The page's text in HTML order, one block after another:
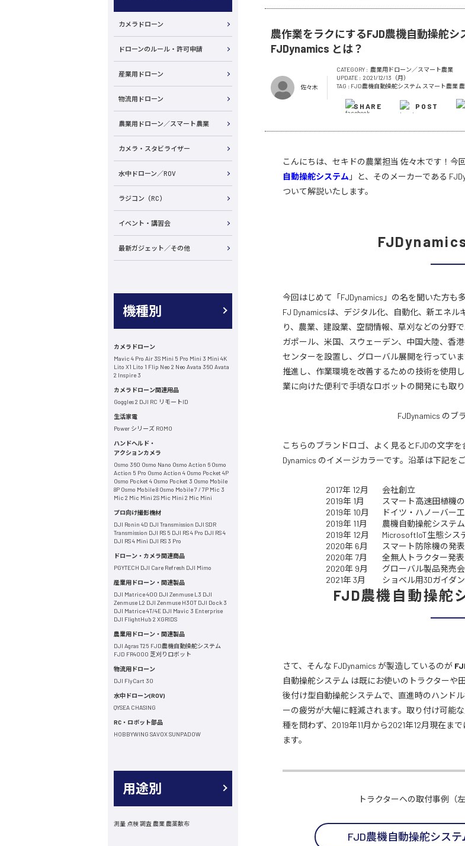
カメラドローン
ドローンのルール・許可申請
産業用ドローン
物流用ドローン
農業用ドローン／スマート農業
カメラ・スタビライザー
水中ドローン／ROV
ラジコン（RC）
イベント・講習会
最新ガジェット／その他
機種別
カメラドローン
Mavic 4 Pro Air 3S Mini 5 Pro Mini 3 Mini 4K
Lito X1 Lito 1 Flip Neo 2 Neo Avata 360 Avata
2 Inspire 3
カメラドローン関連用品
Goggles 2 DJI RC リモートID
生活家電
Power シリーズ ROMO
ハンドヘルド・
アクションカメラ
Osmo 360 Osmo Nano Osmo Action 6 Osmo
Action 5 Pro Osmo Action 4 Osmo Pocket 4P
Osmo Pocket 4 Osmo Pocket 3 Osmo Mobile
8P Osmo Mobile 8 Osmo Mobile 7 / 7P Mic 3
Mic 2 Mic Mini 2S Mic Mini 2 Mic Mini
プロ向け撮影機材
DJI Ronin 4D DJI Transmission DJI SDR
Transmission DJI RS 5 DJI RS 4 Pro DJI RS 4
DJI RS 4 Mini DJI RS 3 Pro
ドローン・カメラ関連商品
PGYTECH DJI Care Refresh DJI Mimo
産業用ドローン・関連製品
DJI Matrice 400 DJI Zenmuse L3 DJI
Zenmuse L2 DJI Zenmuse H30T DJI Dock 3
DJI Matrice 4T/4E DJI Mavic 3 Enterprise
DJI FlightHub 2 XGRIDS
農業用ドローン・関連製品
DJI Agras T25 FJD農機自動操舵システム
FJD FR4000 芝刈りロボット
物流用ドローン
DJI FlyCart 30
水中ドローン(ROV)
QYSEA CHASING
RC・ロボット部品
HOBBYWING SAVOXSUNPADOW
用途別
測量 点検調査 農業 農薬散布
農作業をラクにするFJD農機自動操舵シ
FJDynamics とは？
佐々木
CATEGORY : 農業用ドローン／スマート農業
UPDATE : 2021/12/13（月）
TAG : FJD農機自動操舵システム スマート農業
SHARE POST
こんにちは、セキドの農業担当 佐々木です！今
自動操舵システム 」と、そのメーカーである
ついて解説いたします。
今回はじめて「FJDynamics」の名を聞いた方も
FJ Dynamicsは、デジタル化、自動化、新エネ
り、農業、建設業、空間情報、草刈などの分野
ガポール、米国、スウェーデン、中国大陸、香
センターを設置し、グローバル展開を行ってい
推進し、作業環境を改善するための技術を使用
業に向けた便利で手頃なロボットの開発にも取り
FJDynamics のブ
こちらのブランドロゴ、よく見るとFJDの文字
Dynamics のイメージカラーです。沿革は下記を
2017年 12月
会社創立
2019年 1月
スマート高速田植機
2019年 10月
ドイツ・ハノーバー
2019年 11月
農機自動操舵システ
2019年 12月
MicrosoftIoT生態シス
2020年 6月
スマート防除機の発表
2020年 7月
全無人トラクター発表
2020年 9月
グローバル製品発売会
2021年 3月
ショベル用3Dガイダ
FJD農機自動操舵
さて、そんな FJDynamics が製造しているのが
自動操舵システム は既にお使いのトラクターや
後付け型自動操舵システムで、直進時のハンド
ーの疲労が大幅に軽減されます。取り付け可能
種を問わず、2019年11月から2021年12月現在ま
ます。
トラクターへの取付事例（
FJD農機自動操舵シス